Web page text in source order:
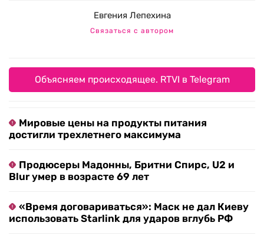
Евгения Лепехина
Связаться с автором
Объясняем происходящее. RTVI в Telegram
Мировые цены на продукты питания
достигли трехлетнего максимума
Продюсеры Мадонны, Бритни Спирс, U2 и
Blur умер в возрасте 69 лет
«Время договариваться»: Маск не дал Киеву
использовать Starlink для ударов вглубь РФ